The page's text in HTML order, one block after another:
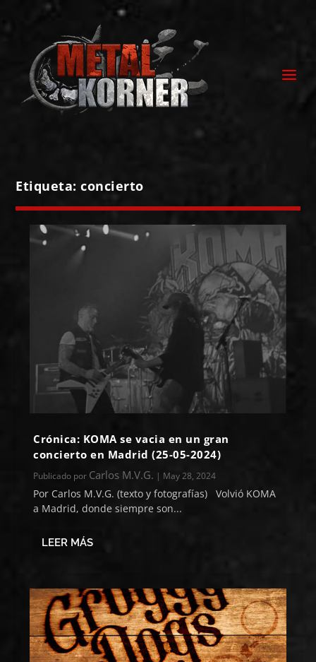
Etiqueta:concierto
Crónica: KOMA se vacia en un gran
concierto en Madrid (25-05-2024)
Publicado por Carlos M.V.G. | May 28, 2024
Por Carlos M.V.G. (texto y fotografías) Volvió KOMA
a Madrid, donde siempre son...
LEER MÁS